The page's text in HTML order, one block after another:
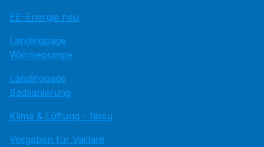
EE-Energie neu
Landingpage
Wärmepumpe
Landingpage
Badsanierung
Klima & Lüftung - hissu
Vorgaben für Vaillant